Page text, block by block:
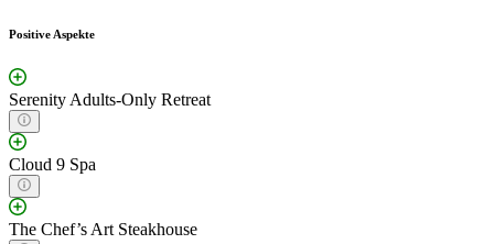
Positive Aspekte
Serenity Adults-Only Retreat
Cloud 9 Spa
The Chef’s Art Steakhouse